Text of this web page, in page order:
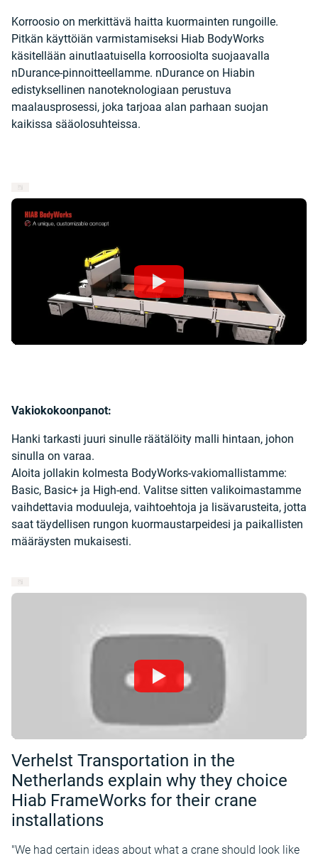
Korroosio on merkittävä haitta kuormainten rungoille.
Pitkän käyttöiän varmistamiseksi Hiab BodyWorks
käsitellään ainutlaatuisella korroosiolta suojaavalla
nDurance-pinnoitteellamme. nDurance on Hiabin
edistyksellinen nanoteknologiaan perustuva
maalausprosessi, joka tarjoaa alan parhaan suojan
kaikissa sääolosuhteissa.
Vakiokokoonpanot:
Hanki tarkasti juuri sinulle räätälöity malli hintaan, johon
sinulla on varaa.
Aloita jollakin kolmesta BodyWorks-vakiomallistamme:
Basic, Basic+ ja High-end. Valitse sitten valikoimastamme
vaihdettavia moduuleja, vaihtoehtoja ja lisävarusteita, jotta
saat täydellisen rungon kuormaustarpeidesi ja paikallisten
määräysten mukaisesti.
Verhelst Transportation in the
Netherlands explain why they choice
Hiab FrameWorks for their crane
installations
"We had certain ideas about what a crane should look like